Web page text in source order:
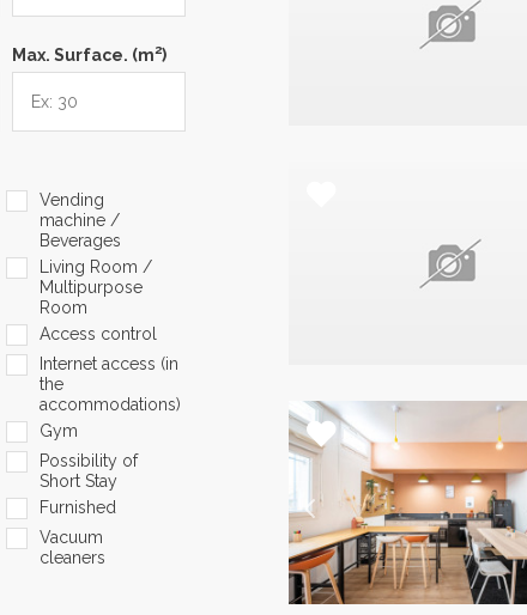
Max. Surface. (m2)
Vending
machine /
Beverages
Living Room /
Multipurpose
Room
Access control
Internet access (in
the
accommodations)
Gym
Possibility of
Short Stay
Furnished
Vacuum
cleaners